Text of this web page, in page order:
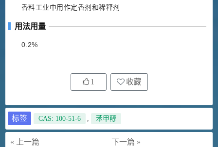
香料工业中用作定香剂和稀释剂
用法用量
0.2%
1 收藏
标签 CAS: 100-51-6 , 苯甲醇
« 上一篇
下一篇 »